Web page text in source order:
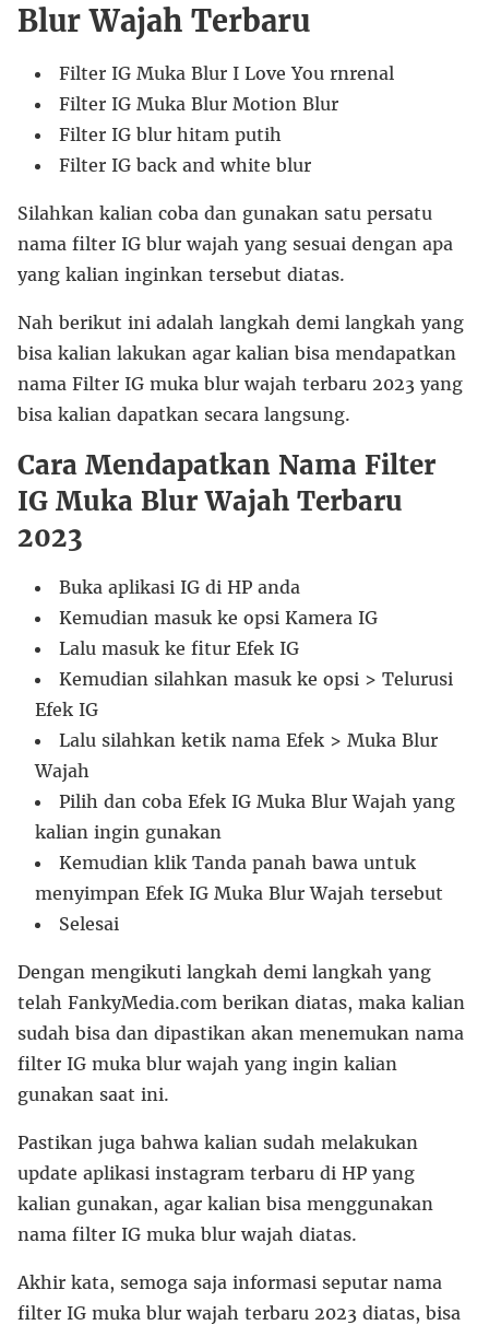
Blur Wajah Terbaru
Filter IG Muka Blur I Love You rnrenal
Filter IG Muka Blur Motion Blur
Filter IG blur hitam putih
Filter IG back and white blur
Silahkan kalian coba dan gunakan satu persatu
nama filter IG blur wajah yang sesuai dengan apa
yang kalian inginkan tersebut diatas.
Nah berikut ini adalah langkah demi langkah yang
bisa kalian lakukan agar kalian bisa mendapatkan
nama Filter IG muka blur wajah terbaru 2023 yang
bisa kalian dapatkan secara langsung.
Cara Mendapatkan Nama Filter
IG Muka Blur Wajah Terbaru
2023
Buka aplikasi IG di HP anda
Kemudian masuk ke opsi Kamera IG
Lalu masuk ke fitur Efek IG
Kemudian silahkan masuk ke opsi > Telurusi
Efek IG
Lalu silahkan ketik nama Efek > Muka Blur
Wajah
Pilih dan coba Efek IG Muka Blur Wajah yang
kalian ingin gunakan
Kemudian klik Tanda panah bawa untuk
menyimpan Efek IG Muka Blur Wajah tersebut
Selesai
Dengan mengikuti langkah demi langkah yang
telah FankyMedia.com berikan diatas, maka kalian
sudah bisa dan dipastikan akan menemukan nama
filter IG muka blur wajah yang ingin kalian
gunakan saat ini.
Pastikan juga bahwa kalian sudah melakukan
update aplikasi instagram terbaru di HP yang
kalian gunakan, agar kalian bisa menggunakan
nama filter IG muka blur wajah diatas.
Akhir kata, semoga saja informasi seputar nama
filter IG muka blur wajah terbaru 2023 diatas, bisa